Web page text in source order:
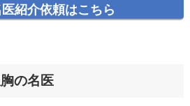
紹介依頼はこちら
の名医